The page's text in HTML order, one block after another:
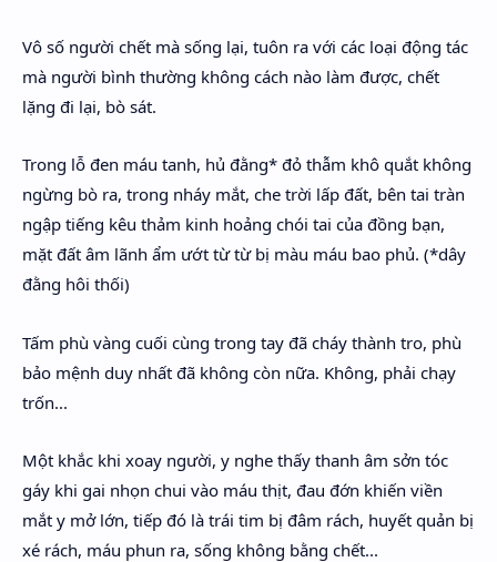
Vô số người chết mà sống lại, tuôn ra với các loại động tác
mà người bình thường không cách nào làm được, chết
lặng đi lại, bò sát.
Trong lỗ đen máu tanh, hủ đằng* đỏ thẫm khô quắt không
ngừng bò ra, trong nháy mắt, che trời lấp đất, bên tai tràn
ngập tiếng kêu thảm kinh hoảng chói tai của đồng bạn,
mặt đất âm lãnh ẩm ướt từ từ bị màu máu bao phủ. (*dây
đằng hôi thối)
Tấm phù vàng cuối cùng trong tay đã cháy thành tro, phù
bảo mệnh duy nhất đã không còn nữa. Không, phải chạy
trốn...
Một khắc khi xoay người, y nghe thấy thanh âm sởn tóc
gáy khi gai nhọn chui vào máu thịt, đau đớn khiến viền
mắt y mở lớn, tiếp đó là trái tim bị đâm rách, huyết quản bị
xé rách, máu phun ra, sống không bằng chết...